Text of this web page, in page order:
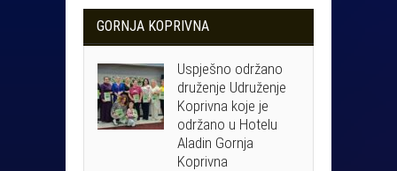
GORNJA KOPRIVNA
Uspješno održano
druženje Udruženje
Koprivna koje je
održano u Hotelu
Aladin Gornja
Koprivna